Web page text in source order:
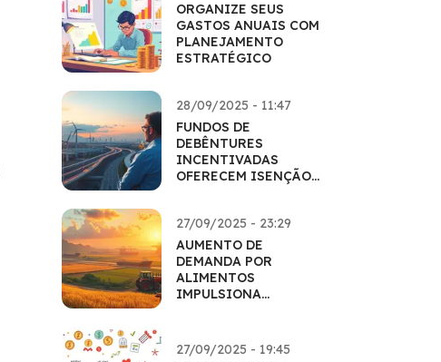
ORGANIZE SEUS
GASTOS ANUAIS COM
PLANEJAMENTO
ESTRATÉGICO
28/09/2025 - 11:47
FUNDOS DE
DEBÊNTURES
INCENTIVADAS
OFERECEM ISENÇÃO
27/09/2025 - 23:29
AUMENTO DE
DEMANDA POR
ALIMENTOS
IMPULSIONA
27/09/2025 - 19:45